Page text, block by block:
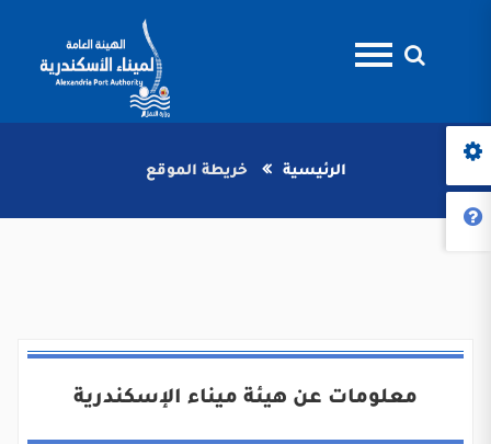
الرئيسية خريطة الموقع
معلومات عن هيئة ميناء الإسكندرية